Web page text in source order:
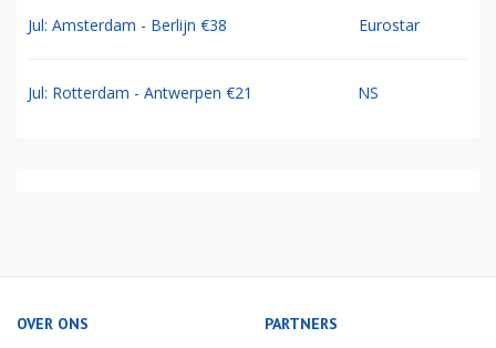
Jul: Amsterdam - Berlijn €38 Eurostar
Jul: Rotterdam - Antwerpen €21 NS
OVER ONS PARTNERS